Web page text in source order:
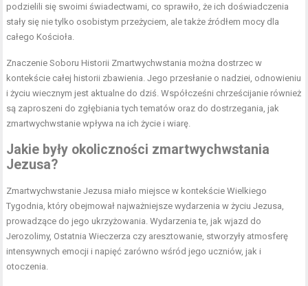
podzielili się swoimi świadectwami, co sprawiło, że ich doświadczenia
stały się nie tylko osobistym przeżyciem, ale także źródłem mocy dla
całego Kościoła.
Znaczenie Soboru Historii Zmartwychwstania można dostrzec w
kontekście całej historii zbawienia. Jego przesłanie o nadziei, odnowieniu
i życiu wiecznym jest aktualne do dziś. Współcześni chrześcijanie również
są zaproszeni do zgłębiania tych tematów oraz do dostrzegania, jak
zmartwychwstanie wpływa na ich życie i wiarę.
Jakie były okoliczności zmartwychwstania
Jezusa?
Zmartwychwstanie Jezusa miało miejsce w kontekście Wielkiego
Tygodnia, który obejmował najważniejsze wydarzenia w życiu Jezusa,
prowadzące do jego ukrzyżowania. Wydarzenia te, jak wjazd do
Jerozolimy, Ostatnia Wieczerza czy aresztowanie, stworzyły atmosferę
intensywnych emocji i napięć zarówno wśród jego uczniów, jak i
otoczenia.